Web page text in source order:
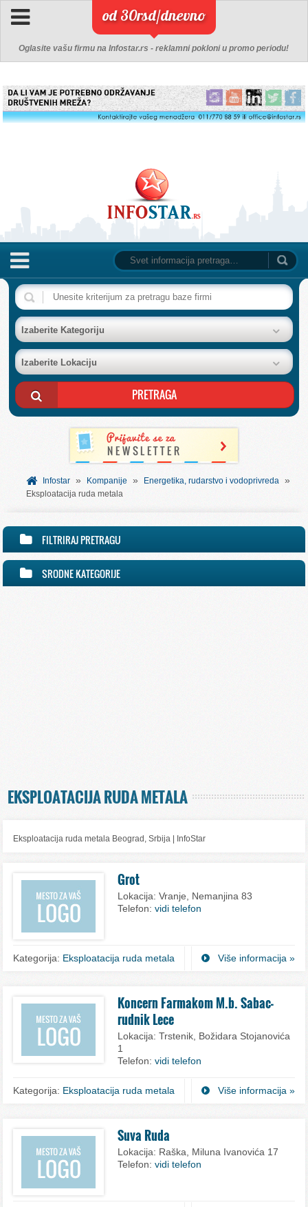
od 30rsd/dnevno
Oglasite vašu firmu na Infostar.rs - reklamni pokloni u promo periodu!
NASLOVNA
BAZA FIRMI
POSLOVNI OGLASI
AKCIJE I KATALOZI
BESPLATNI VAUČERI
SVET INFORMACIJA
Izaberite Kategoriju
Izaberite Lokaciju
Infostar » Kompanije » Energetika, rudarstvo i vodoprivreda »
Eksploatacija ruda metala
FILTRIRAJ PRETRAGU
SRODNE KATEGORIJE
EKSPLOATACIJA RUDA METALA
Eksploatacija ruda metala Beograd, Srbija | InfoStar
Grot
Lokacija:Vranje, Nemanjina 83
Telefon:vidi telefon
Kategorija: Eksploatacija ruda metala Više informacija »
Koncern Farmakom M.b. Sabac-
rudnik Lece
Lokacija:Trstenik, Božidara Stojanovića
1
Telefon:vidi telefon
Kategorija: Eksploatacija ruda metala Više informacija »
Suva Ruda
Lokacija: Raška, Miluna Ivanovića 17
Telefon:vidi telefon